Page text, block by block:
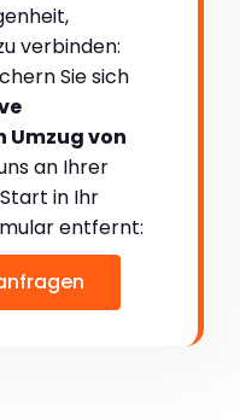
verbinden:
Sie sich
Umzug von
an Ihrer
in Ihr
entfernt: